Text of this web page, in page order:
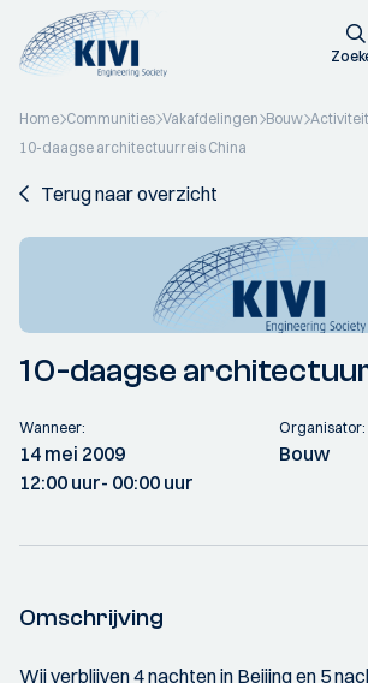
Home Communities Vakafdelingen Bouw
10-daagse architectuurreis China
Terug naar overzicht
10-daagse
Wanneer:
14 mei 2009
12:00 uur- 00:00 uur
Organisator:
Bouw
Omschrijving
Wij verblijven 4 nachten in Beijing en 5